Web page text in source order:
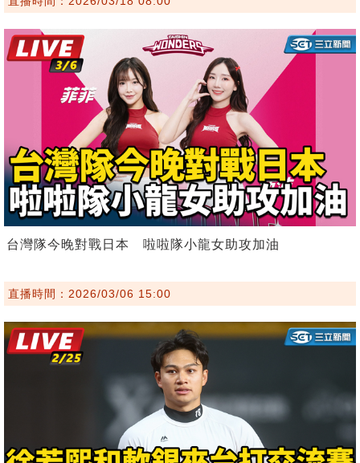
台灣隊今晚對戰日本 啦啦隊小龍女助攻加油
直播時間：2026/03/06 15:00